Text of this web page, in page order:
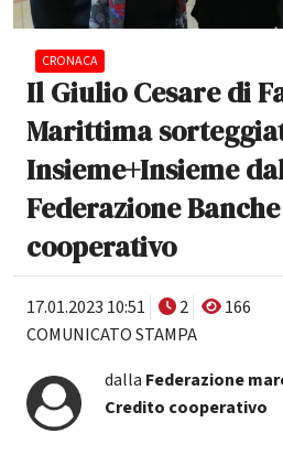
CRONACA
Il Giulio Cesare di
Marittima
Insieme+Insieme
Federazione
cooperativo
17.01.2023 10:51 2
166
COMUNICATO STAMPA
dalla Federazione
Credito cooperativo